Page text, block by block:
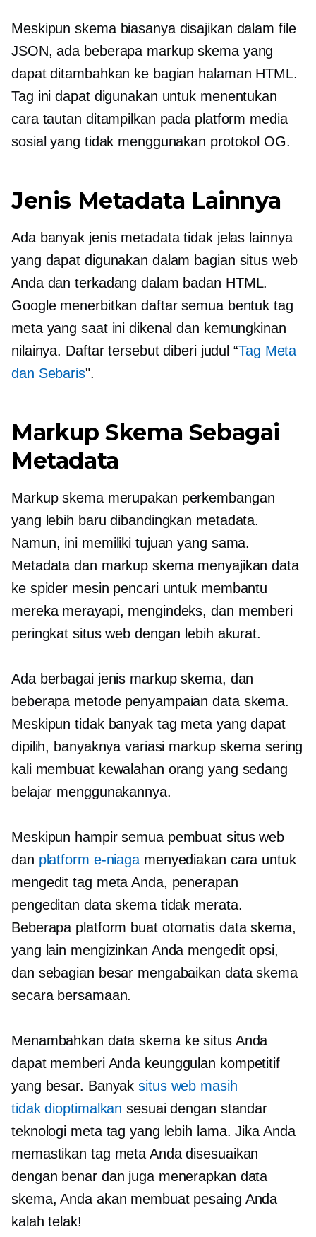
Meskipun skema biasanya disajikan dalam file
JSON, ada beberapa markup skema yang
dapat ditambahkan ke bagian halaman HTML.
Tag ini dapat digunakan untuk menentukan
cara tautan ditampilkan pada platform media
sosial yang tidak menggunakan protokol OG.
Jenis Metadata Lainnya
Ada banyak jenis metadata tidak jelas lainnya
yang dapat digunakan dalam bagian situs web
Anda dan terkadang dalam badan HTML.
Google menerbitkan daftar semua bentuk tag
meta yang saat ini dikenal dan kemungkinan
nilainya. Daftar tersebut diberi judul “Tag Meta
dan Sebaris".
Markup Skema Sebagai
Metadata
Markup skema merupakan perkembangan
yang lebih baru dibandingkan metadata.
Namun, ini memiliki tujuan yang sama.
Metadata dan markup skema menyajikan data
ke spider mesin pencari untuk membantu
mereka merayapi, mengindeks, dan memberi
peringkat situs web dengan lebih akurat.
Ada berbagai jenis markup skema, dan
beberapa metode penyampaian data skema.
Meskipun tidak banyak tag meta yang dapat
dipilih, banyaknya variasi markup skema sering
kali membuat kewalahan orang yang sedang
belajar menggunakannya.
Meskipun hampir semua pembuat situs web
dan platform e-niagamenyediakan cara untuk
mengedit tag meta Anda, penerapan
pengeditan data skema tidak merata.
Beberapa platform buat otomatisdata skema,
yang lain mengizinkan Anda mengedit opsi,
dan sebagian besar mengabaikan data skema
secara bersamaan.
Menambahkan data skema ke situs Anda
dapat memberi Anda keunggulan kompetitif
yang besar. Banyaksitus web masih
tidak dioptimalkan sesuai dengan standar
teknologi meta tag yang lebih lama. Jika Anda
memastikan tag meta Anda disesuaikan
dengan benar dan juga menerapkan data
skema, Anda akan membuat pesaing Anda
kalah telak!